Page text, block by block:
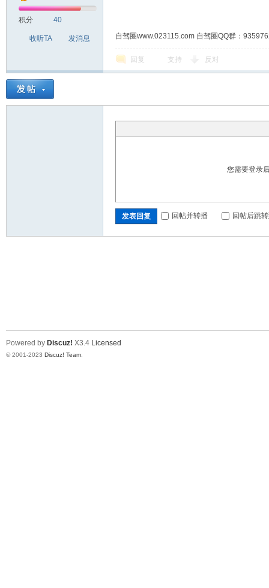
积分 40
收听TA 发消息 自驾圈www.023115.com 自驾圈QQ群：
回复 支持 反对
您需要登录
发表回复 回帖并转播 回帖后跳
Powered by Discuz! X3.4 Licensed
© 2001-2023 Discuz! Team